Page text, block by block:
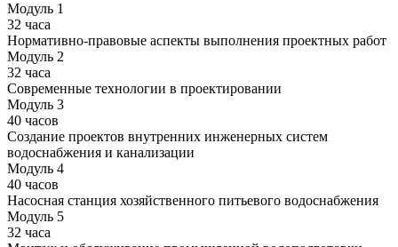
Модуль 1
32 часа
Нормативно-правовые аспекты выполнения проектных работ
Модуль 2
32 часа
Современные технологии в проектировании
Модуль 3
40 часов
Создание проектов внутренних инженерных систем
водоснабжения и канализации
Модуль 4
40 часов
Насосная станция хозяйственного питьевого водоснабжения
Модуль 5
32 часа